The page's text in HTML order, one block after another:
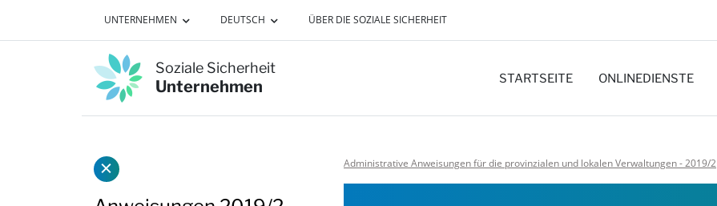
UNTERNEHMEN DEUTSCH ÜBER DIE SOZIALE SICHERHEIT
Soziale Sicherheit
Unternehmen STARTSEITE ONLINEDIENSTE
die Seitenleiste anzeigen/ausblenden
Administrative Anweisungen für die provinzialen und lokalen Verwaltungen - 2019/2